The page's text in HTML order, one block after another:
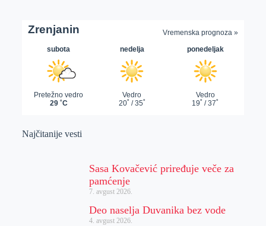
Najčitanije vesti
Sasa Kovačević priređuje veče za
pamćenje
7. avgust 2026.
Deo naselja Duvanika bez vode
4. avgust 2026.